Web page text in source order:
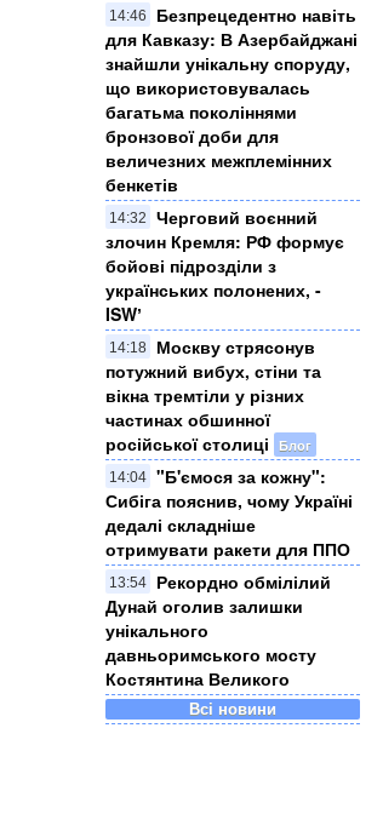
14:46
Безпрецедентно навіть
для Кавказу: В Азербайджані
знайшли унікальну споруду,
що використовувалась
багатьма поколіннями
бронзової доби для
величезних межплемінних
бенкетів
14:32
Черговий воєнний
злочин Кремля: ​РФ формує
бойові підрозділи з
українських полонених, -
ISWʼ
14:18
Москву стрясонув
потужний вибух, стіни та
вікна тремтіли у різних
частинах обшинної
російської столиці
Блог
14:04 "Б'ємося за кожну":
Сибіга пояснив, чому Україні
дедалі складніше
отримувати ракети для ППО
13:54
Рекордно обмілілий
Дунай оголив залишки
унікального
давньоримського мосту
Костянтина Великого
Всі новини